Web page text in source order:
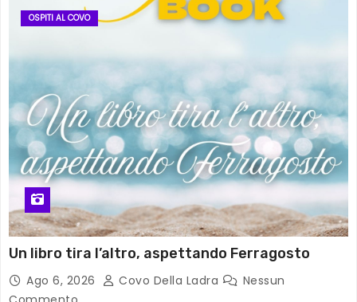
OSPITI AL COVO
Un libro tira l’altro, aspettando Ferragosto
Ago 6, 2026 Covo Della Ladra
Nessun